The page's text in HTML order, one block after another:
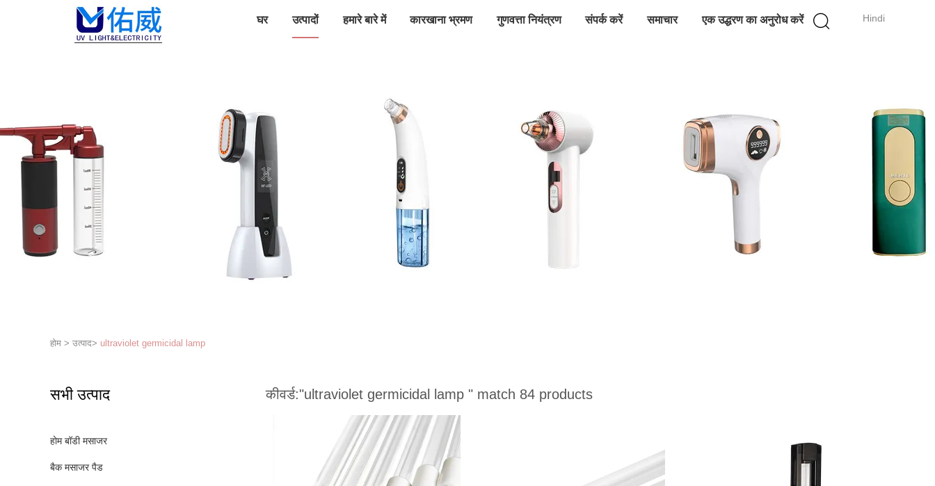
Hindi
घर उत्पादों हमारे बारे में कारखाना भ्रमण गुणवत्ता नियंत्रण संपर्क करें समाचार एक उद्धरण का अनुरोध करें
होम > उत्पाद> ultraviolet germicidal lamp
सभी उत्पाद
होम बॉडी मसाजर
बैक मसाजर पैड
कीवर्ड:"ultraviolet germicidal lamp " match 84 products